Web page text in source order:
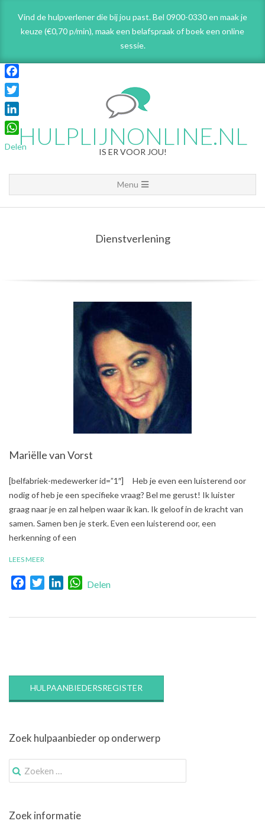
content
Vind de hulpverlener die bij jou past. Bel 0900-0330 en maak je
keuze (€0,70 p/min), maak een belafspraakof boek een online
sessie.
HULPLIJNONLINE.NL
IS ER VOOR JOU!
Navigation
Menu
Menu
Dienstverlening
Mariëlle van Vorst
2017-
[belfabriek-medewerker id=”1″] Heb je even een luisterend oor
nodig of heb je een specifieke vraag? Bel me gerust! Ik luister
graag naar je en zal helpen waar ik kan. Ik geloof in de kracht van
samen. Samen ben je sterk. Even een luisterend oor, een
herkenning of een
LEES MEER
FacebookTwitterLinkedInWhatsApp
Delen
HULPAANBIEDERSREGISTER
Zoek hulpaanbieder op onderwerp
Zoek
naar:
Zoek informatie
Facebook
Twitter
LinkedIn
WhatsApp
Delen